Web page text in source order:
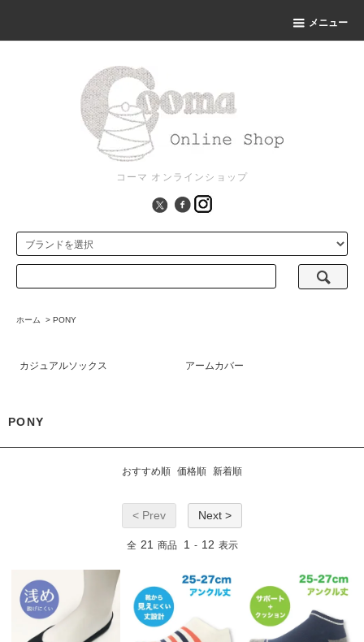
メニュー
コーマ オンラインショップ
ホーム > PONY
カジュアルソックス アームカバー
PONY
おすすめ順 価格順 新着順
< Prev Next >
全 21 商品 1 - 12 表示